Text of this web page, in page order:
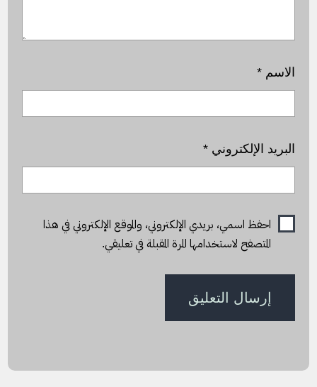
الاسم*
البريد الإلكتروني*
احفظ اسمي، بريدي الإلكتروني، والموقع الإلكتروني في هذا
المتصفح لاستخدامها المرة المقبلة في تعليقي.